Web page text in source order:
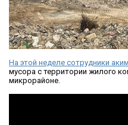
На этой неделе сотрудники
мусора с территории жилого
микрорайоне.